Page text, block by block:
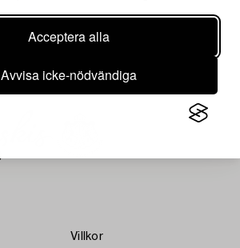
Acceptera alla
Avvisa icke-nödvändiga
Villkor